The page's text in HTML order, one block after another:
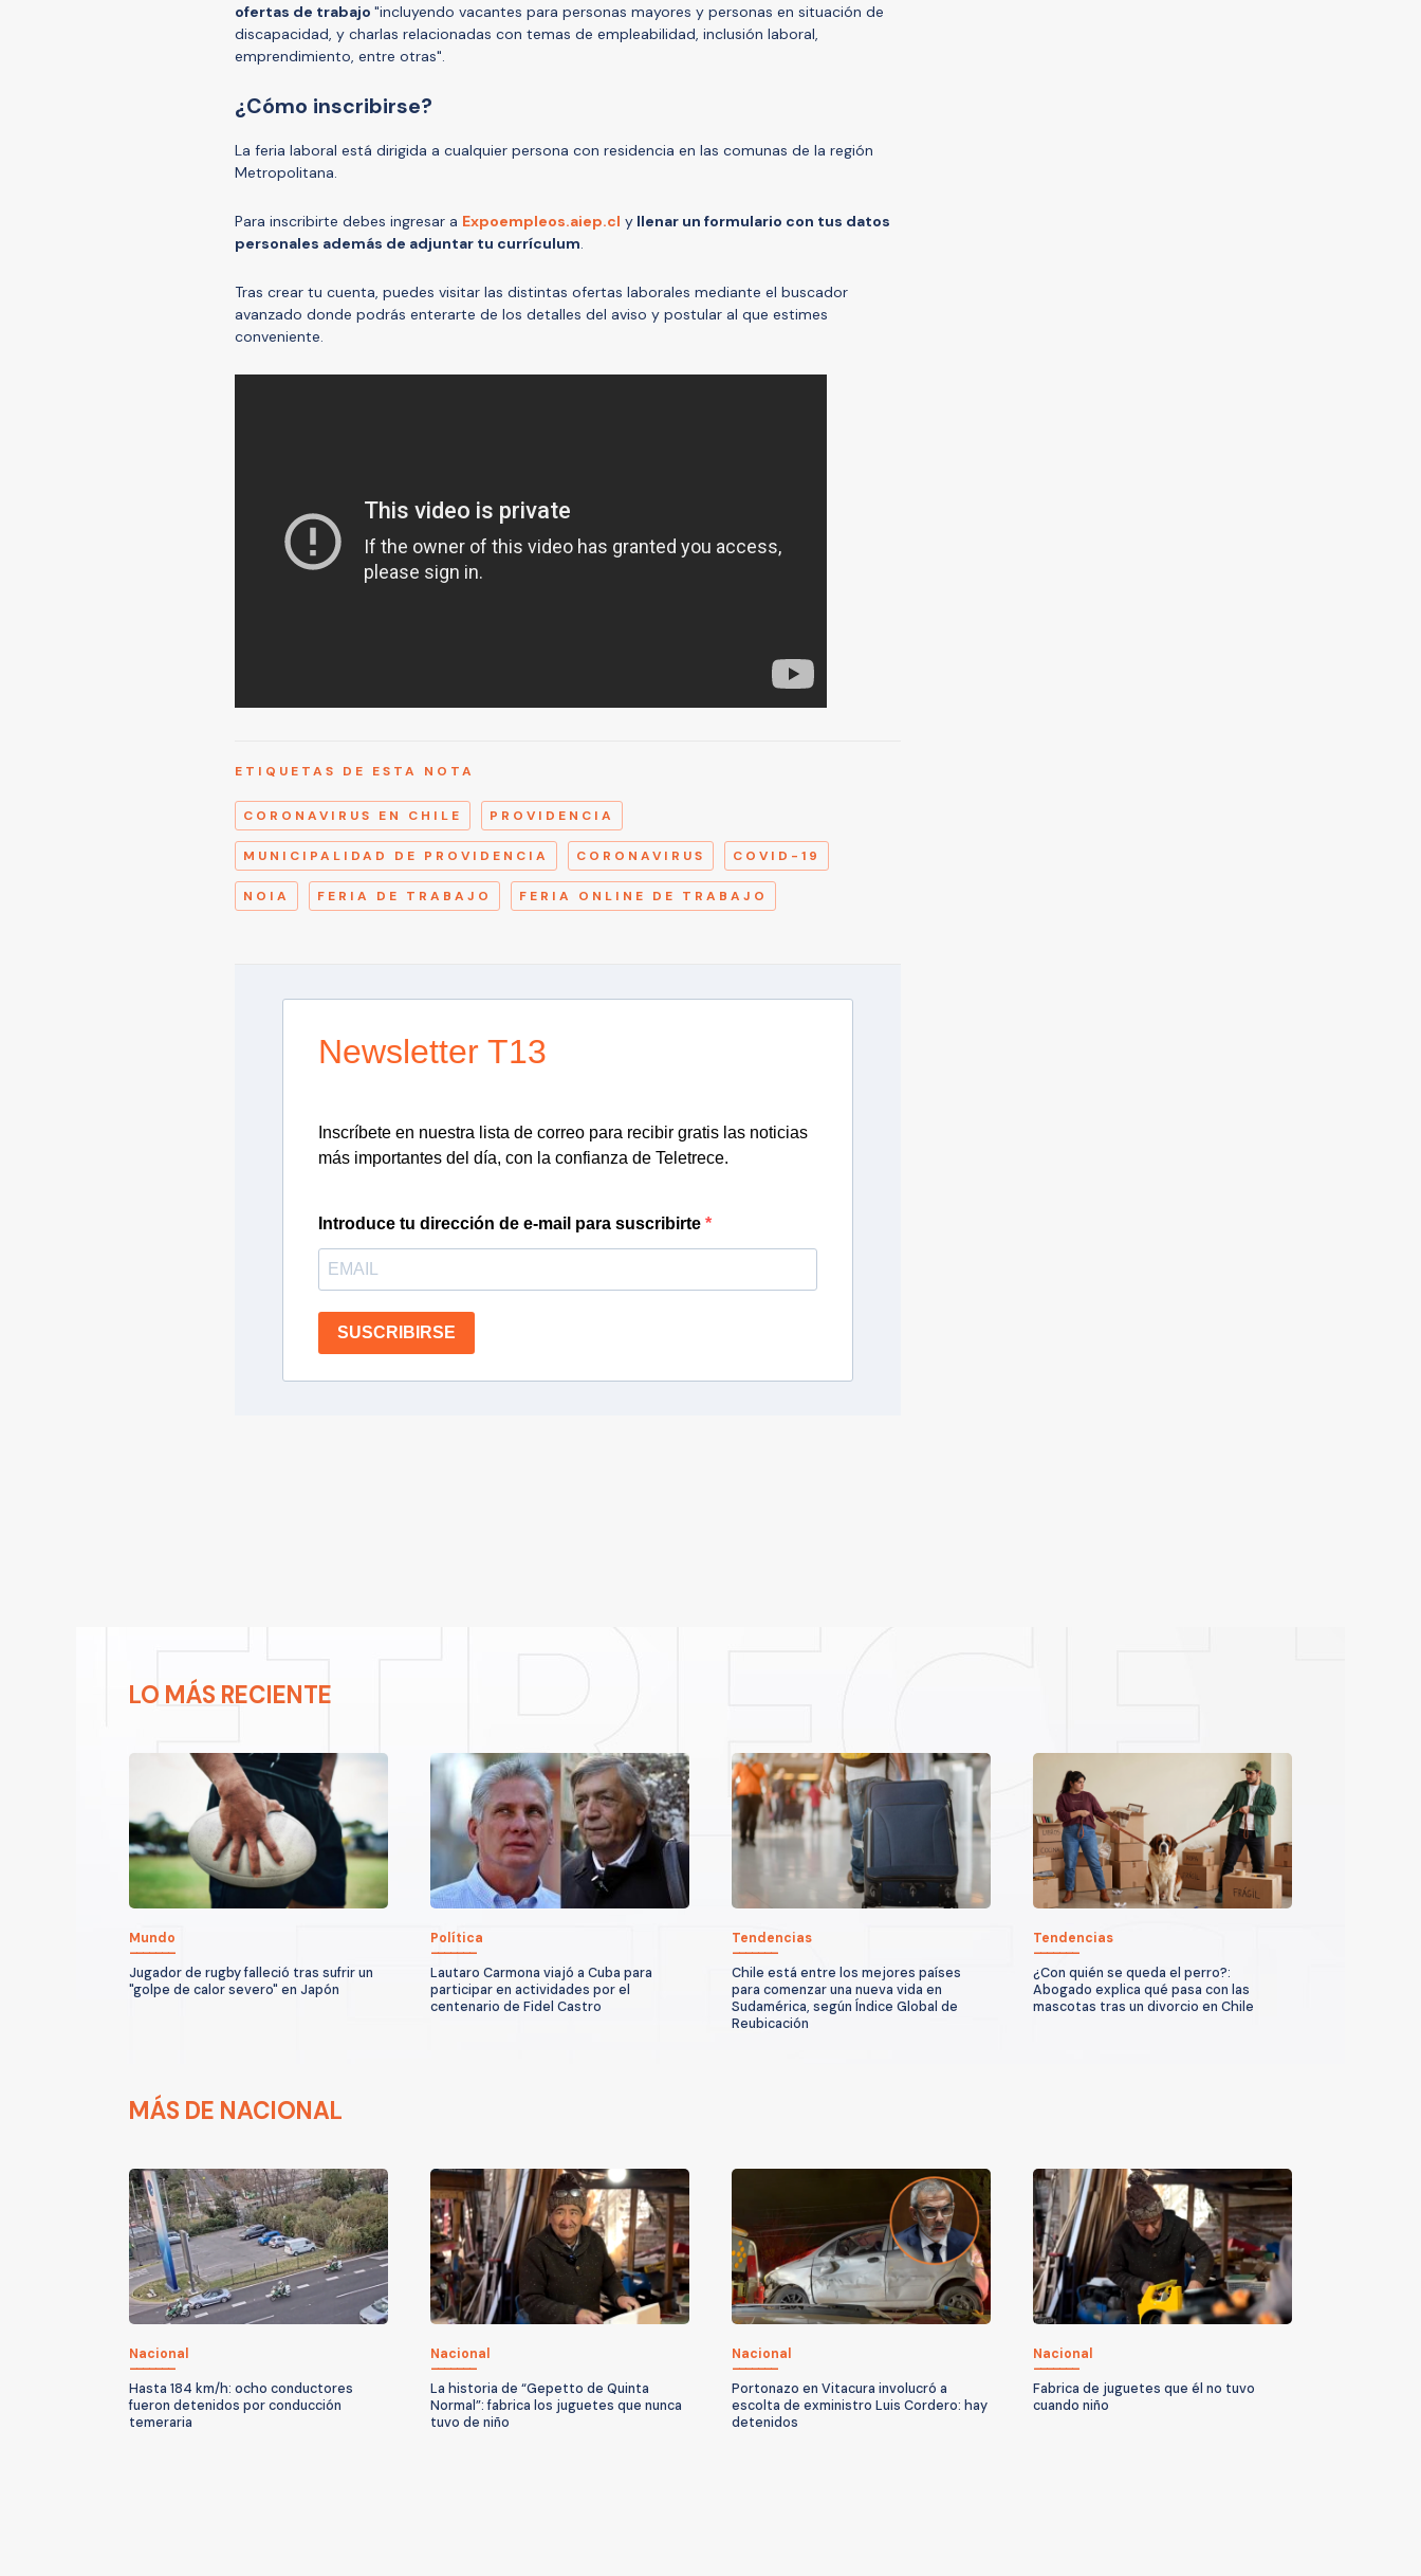
ofertas de trabajo "incluyendo vacantes para personas mayores y personas en situación de
discapacidad, y charlas relacionadas con temas de empleabilidad, inclusión laboral,
emprendimiento, entre otras".
¿Cómo inscribirse?
La feria laboral está dirigida a cualquier persona con residencia en las comunas de la región
Metropolitana.
Para inscribirte debes ingresar a Expoempleos.aiep.cl y llenar un formulario con tus datos
personales además de adjuntar tu currículum.
Tras crear tu cuenta, puedes visitar las distintas ofertas laborales mediante el buscador
avanzado donde podrás enterarte de los detalles del aviso y postular al que estimes
conveniente.
ETIQUETAS DE ESTA NOTA
CORONAVIRUS EN CHILE PROVIDENCIA
MUNICIPALIDAD DE PROVIDENCIA CORONAVIRUS COVID-19
NOIA FERIA DE TRABAJO FERIA ONLINE DE TRABAJO
Newsletter T13
Inscríbete en nuestra lista de correo para recibir gratis las noticias
más importantes del día, con la confianza de Teletrece.
Introduce tu dirección de e-mail para suscribirte
SUSCRIBIRSE
LO MÁS RECIENTE
Mundo
Jugador de rugby falleció tras sufrir un
"golpe de calor severo" en Japón
Política
Lautaro Carmona viajó a Cuba para
participar en actividades por el
centenario de Fidel Castro
Tendencias
Chile está entre los mejores países
para comenzar una nueva vida en
Sudamérica, según Índice Global de
Reubicación
Tendencias
¿Con quién se queda el perro?:
Abogado explica qué pasa con las
mascotas tras un divorcio en Chile
MÁS DE NACIONAL
Nacional
Hasta 184 km/h: ocho conductores
fueron detenidos por conducción
temeraria
Nacional
La historia de “Gepetto de Quinta
Normal”: fabrica los juguetes que nunca
tuvo de niño
Nacional
Portonazo en Vitacura involucró a
escolta de exministro Luis Cordero: hay
detenidos
Nacional
Fabrica de juguetes que él no tuvo
cuando niño